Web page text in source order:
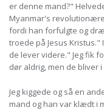
er denne mand?"
Myanmar's
fordi han forfulgte og
troede på Jesus
de lever videre." Jeg fik
dør aldrig, men de bliver
Jeg kiggede og så en
mand og han var klædt i